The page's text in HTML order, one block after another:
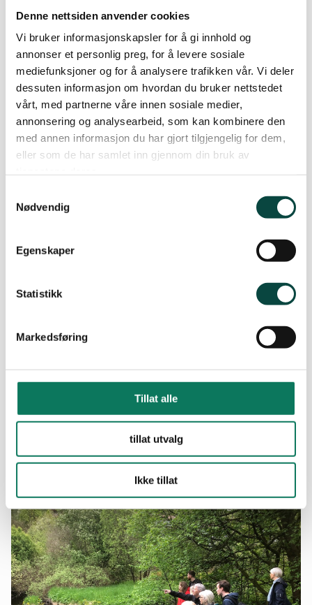
Denne nettsiden anvender cookies
Vi bruker informasjonskapsler for å gi innhold og
annonser et personlig preg, for å levere sosiale
mediefunksjoner og for å analysere trafikken vår. Vi deler
dessuten informasjon om hvordan du bruker nettstedet
vårt, med partnerne våre innen sosiale medier,
annonsering og analysearbeid, som kan kombinere den
med annen informasjon du har gjort tilgjengelig for dem,
eller som de har samlet inn gjennom din bruk av
Nødvendig
Egenskaper
Statistikk
Markedsføring
Tillat alle
tillat utvalg
Ikke tillat
Bybanen beveger fortsatt
Vi jobber for å skape suksesshistorier i flere bydeler.
Ryddetur med Miljøagentene – Avlyst